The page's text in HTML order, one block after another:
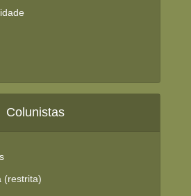
Colunistas
(restrita)